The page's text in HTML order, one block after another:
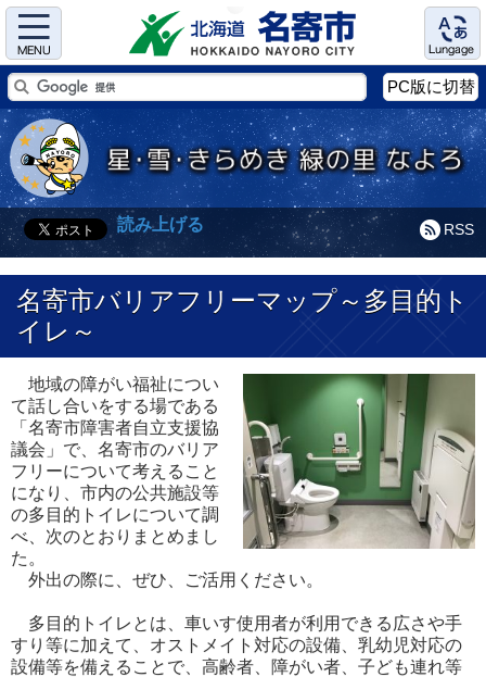
Menu Language
PC版に切替
RSS
読み上げる
名寄市バリアフリーマップ～多目的ト
イレ～
地域の障がい福祉につい
て話し合いをする場である
「名寄市障害者自立支援協
議会」で、名寄市のバリア
フリーについて考えること
になり、市内の公共施設等
の多目的トイレについて調
べ、次のとおりまとめまし
た。
外出の際に、ぜひ、ご活用ください。
多目的トイレとは、車いす使用者が利用できる広さや手
すり等に加えて、オストメイト対応の設備、乳幼児対応の
設備等を備えることで、高齢者、障がい者、子ども連れ等